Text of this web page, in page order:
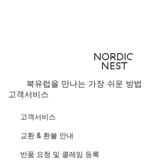
북유럽을 만나는 가장 쉬운 방
고객서비스
고객서비스
교환 & 환불 안내
반품 요청 및 클레임 등록